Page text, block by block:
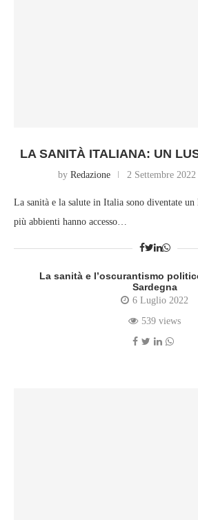
LA SANITÀ ITALIANA: UN
by Redazione 2 Settembre 2022
La sanità e la salute in Italia sono diventate
più abbienti hanno accesso…
La sanità e l’oscurantismo
Sardegna
6 Luglio 2022
539 views